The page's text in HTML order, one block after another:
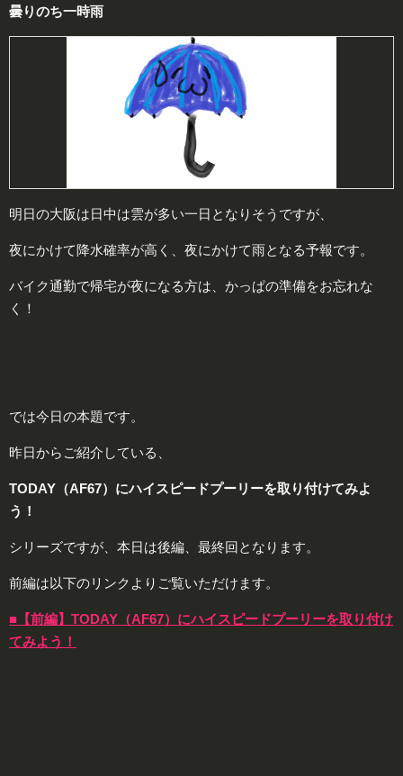
曇りのち一時雨
明日の大阪は日中は雲が多い一日となりそうですが、
夜にかけて降水確率が高く、夜にかけて雨となる予報です。
バイク通勤で帰宅が夜になる方は、かっぱの準備をお忘れな
く！
では今日の本題です。
昨日からご紹介している、
TODAY（AF67）にハイスピードプーリーを取り付けてみよ
う！
シリーズですが、本日は後編、最終回となります。
前編は以下のリンクよりご覧いただけます。
■【前編】TODAY（AF67）にハイスピードプーリーを取り付け
てみよう！